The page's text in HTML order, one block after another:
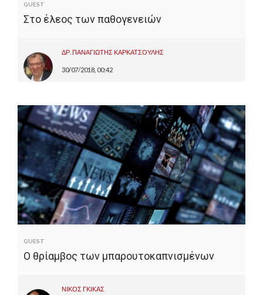
GUEST
Στο έλεος των παθογενειών
ΔΡ. ΠΑΝΑΓΙΩΤΗΣ ΚΑΡΚΑΤΣΟΥΛΗΣ
30/07/2018, 00:42
GUEST
Ο θρίαμβος των μπαρουτοκαπνισμένων
ΝΙΚΟΣ ΓΚΙΚΑΣ